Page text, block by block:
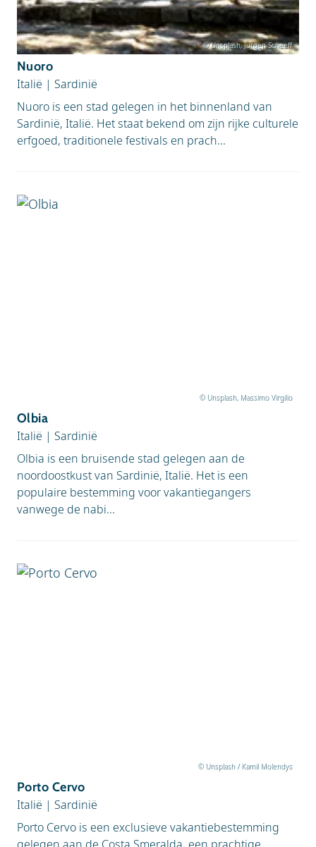
© Unsplash, Jurgen Scheeff
Nuoro
Italië | Sardinië
Nuoro is een stad gelegen in het binnenland van
Sardinië, Italië. Het staat bekend om zijn rijke culturele
erfgoed, traditionele festivals en prach...
© Unsplash, Massimo Virgilio
Olbia
Italië | Sardinië
Olbia is een bruisende stad gelegen aan de
noordoostkust van Sardinië, Italië. Het is een
populaire bestemming voor vakantiegangers
vanwege de nabi...
© Unsplash / Kamil Molendys
Porto Cervo
Italië | Sardinië
Porto Cervo is een exclusieve vakantiebestemming